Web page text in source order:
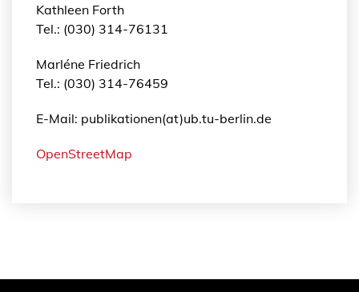
Kathleen Forth
Tel.: (030) 314-76131
Marléne Friedrich
Tel.: (030) 314-76459
E-Mail: publikationen(at)ub.tu-berlin.de
OpenStreetMap